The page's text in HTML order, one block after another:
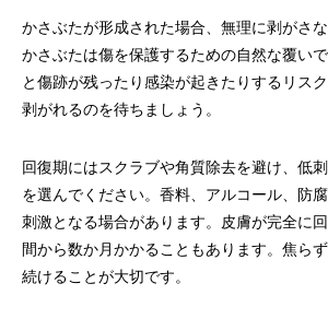
かさぶたが形成された場合、無理に剥がさな
かさぶたは傷を保護するための自然な覆い
と傷跡が残ったり感染が起きたりするリス
剥がれるのを待ちましょう。
回復期にはスクラブや角質除去を避け、低
を選んでください。香料、アルコール、防
刺激となる場合があります。皮膚が完全に
間から数か月かかることもあります。焦ら
続けることが大切です。